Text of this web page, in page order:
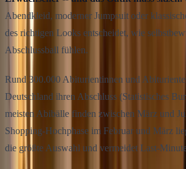
Abendkleid, moderner Jumpsuit oder
des richtigen Looks entscheidet, wie
Abschlussball fühlen.
Rund 300.000 Abiturientinnen und
Deutschland ihren Abschluss (Statistisches
meisten Abibälle finden zwischen März und
Shopping-Hochphase im Februar und März
die größte Auswahl und vermeidet Last-